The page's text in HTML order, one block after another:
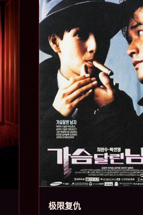
极限复仇